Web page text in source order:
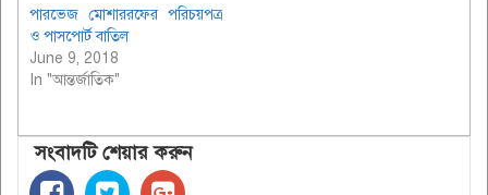
পারভেজ মোশাররফের পরিচয়পত্র
ও পাসপোর্ট বাতিল
June 9, 2018
In "আন্তর্জাতিক"
সংবাদটি শেয়ার করুন